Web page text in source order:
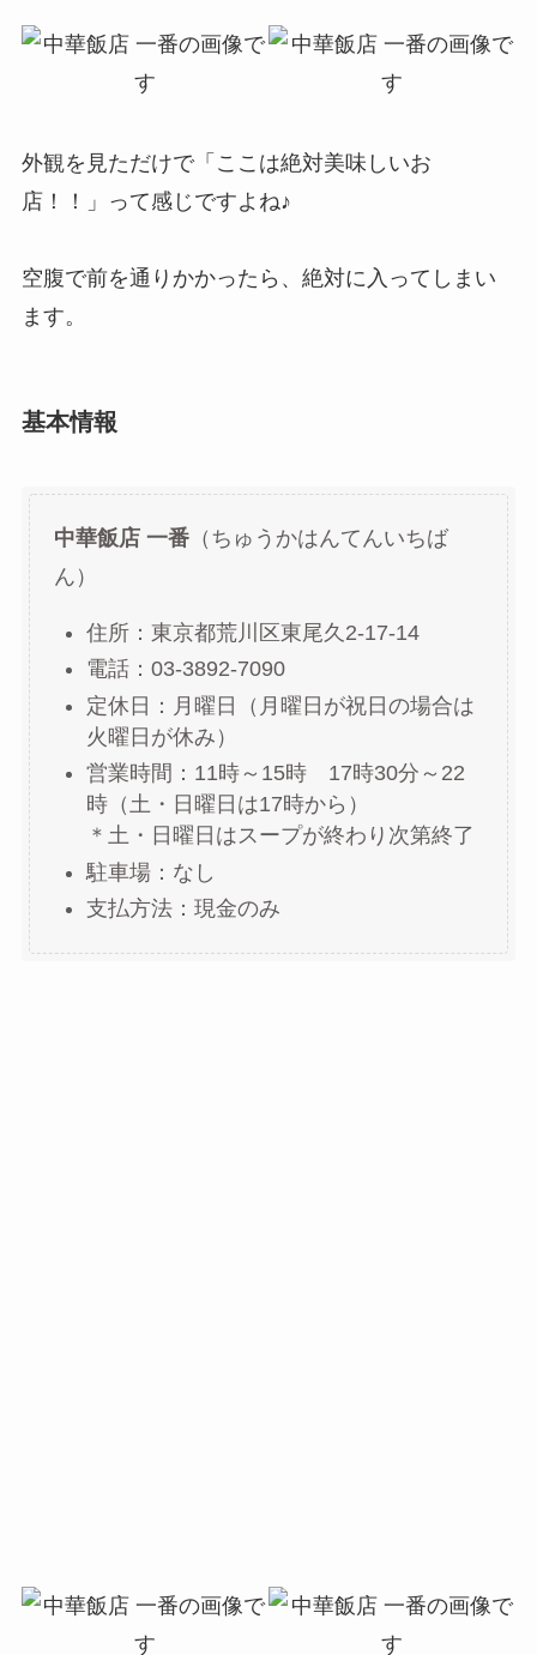
外観を見ただけで「ここは絶対美味しいお
店！！」って感じですよね♪
空腹で前を通りかかったら、絶対に入ってしまい
ます。
基本情報
中華飯店 一番（ちゅうかはんてんいちば
ん）
住所：東京都荒川区東尾久2-17-14
電話：03-3892-7090
定休日：月曜日（月曜日が祝日の場合は
火曜日が休み）
営業時間：11時～15時 17時30分～22
時（土・日曜日は17時から）
＊土・日曜日はスープが終わり次第終了
駐車場：なし
支払方法：現金のみ